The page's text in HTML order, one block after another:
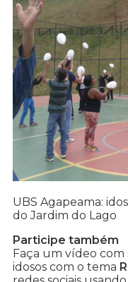
UBS Agapeama:
do Jardim do Lago
Participe também
Faça um vídeo com
idosos com o tema